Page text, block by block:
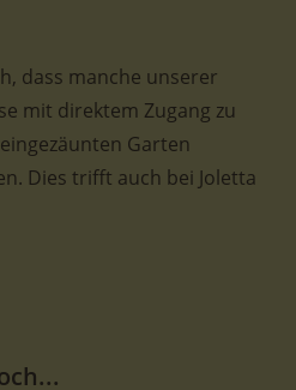
dass manche unserer
mit direktem Zugang zu
Garten
Dies trifft auch bei Joletta